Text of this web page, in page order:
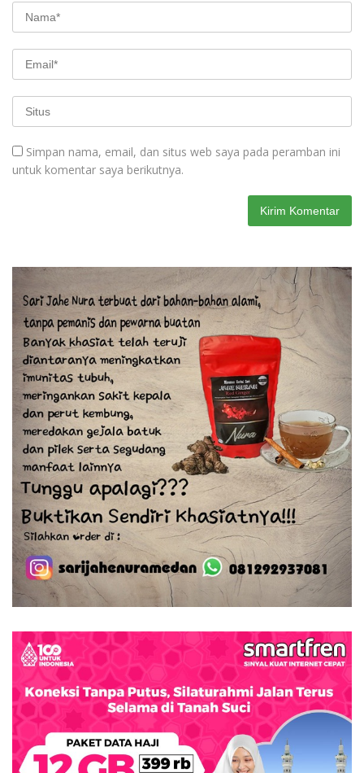
Simpan nama, email, dan situs web saya pada peramban ini
untuk komentar saya berikutnya.